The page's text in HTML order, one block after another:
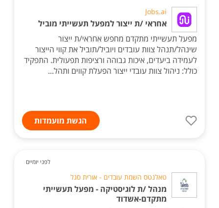
Jobs.ai
אחראי /ת ייצור למפעל תעשייתי מוביל
מפעל תעשייתי מתקדם מחפש אחראי/ת ייצור
שינהל/תנהל צוות עובדים ויוביל/תוביל את קווי הייצור
לעמידה ביעדים, איכות גבוהה ורציפות תפעולית. התפקיד
כולל: ניהול צוות עובדי ייצור הפעלת קווים ותהל...
הגשת מועמדות
לפני יומיים
טאלנטס השמת עובדים - אורית סגל
מנהל /ת לוגיסטיקה - מפעל תעשייתי
מתקדם-אשדוד